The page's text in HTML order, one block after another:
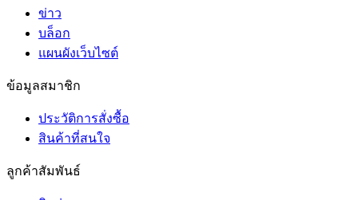
ข่าว
บล็อก
แผนผังเว็บไซต์
ข้อมูลสมาชิก
ประวัติการสั่งซื้อ
สินค้าที่สนใจ
ลูกค้าสัมพันธ์